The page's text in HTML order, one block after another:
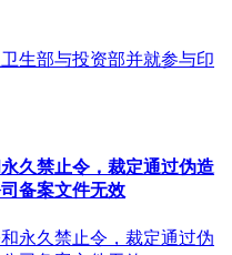
久禁止令，裁定通过伪造
备案文件无效